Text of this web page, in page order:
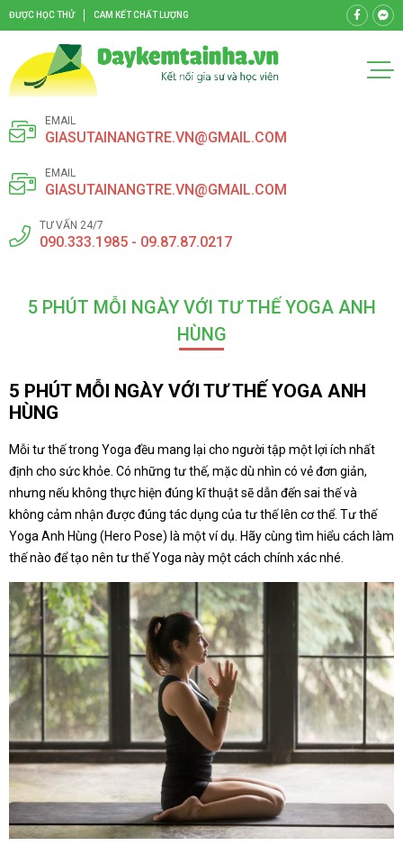
ĐƯỢC HỌC THỬ CAM KẾT CHẤT LƯỢNG
EMAIL
GIASUTAINANGTRE.VN@GMAIL.COM
EMAIL
GIASUTAINANGTRE.VN@GMAIL.COM
TƯ VẤN 24/7
090.333.1985 - 09.87.87.0217
5 PHÚT MỖI NGÀY VỚI TƯ THẾ YOGA ANH
HÙNG
5 PHÚT MỖI NGÀY VỚI TƯ THẾ YOGA ANH
HÙNG
Mỗi tư thế trong Yoga đều mang lại cho người tập một lợi ích nhất
định cho sức khỏe. Có những tư thế, mặc dù nhìn có vẻ đơn giản,
nhưng nếu không thực hiện đúng kĩ thuật sẽ dẫn đến sai thế và
không cảm nhận được đúng tác dụng của tư thế lên cơ thể. Tư thế
Yoga Anh Hùng (Hero Pose) là một ví dụ. Hãy cùng tìm hiểu cách làm
thế nào để tạo nên tư thế Yoga này một cách chính xác nhé.